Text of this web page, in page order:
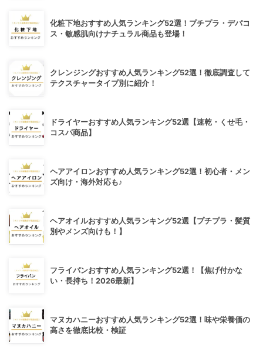
化粧下地おすすめ人気ランキング52選！プチプラ・デパコ
ス・敏感肌向けナチュラル商品も登場！
クレンジングおすすめ人気ランキング52選！徹底調査して
テクスチャータイプ別に紹介！
ドライヤーおすすめ人気ランキング52選【速乾・くせ毛・
コスパ商品】
ヘアアイロンおすすめ人気ランキング52選！初心者・メン
ズ向け・海外対応も♪
ヘアオイルおすすめ人気ランキング52選【プチプラ・髪質
別やメンズ向けも！】
フライパンおすすめ人気ランキング52選！【焦げ付かな
い・長持ち！2026最新】
マヌカハニーおすすめ人気ランキング52選！味や栄養価の
高さを徹底比較・検証